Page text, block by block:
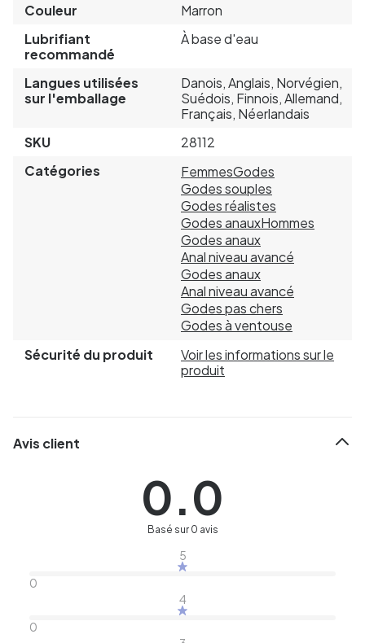
Couleur
Marron
Lubrifiant
recommandé
À base d'eau
Langues utilisées
sur l'emballage
Danois, Anglais, Norvégien,
Suédois, Finnois, Allemand,
Français, Néerlandais
SKU
28112
Catégories
FemmesGodes
Godes souples
Godes réalistes
Godes anauxHommes
Godes anaux
Anal niveau avancé
Godes anaux
Anal niveau avancé
Godes pas chers
Godes à ventouse
Sécurité du produit
Voir les informations sur le
produit
Avis client
0.0
Basé sur 0 avis
5
0
4
0